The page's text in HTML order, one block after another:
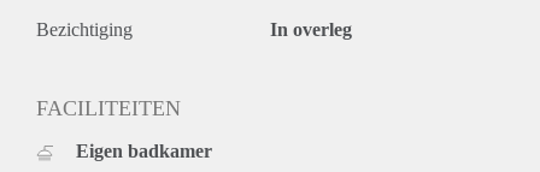
Bezichtiging In overleg
FACILITEITEN
Eigen badkamer